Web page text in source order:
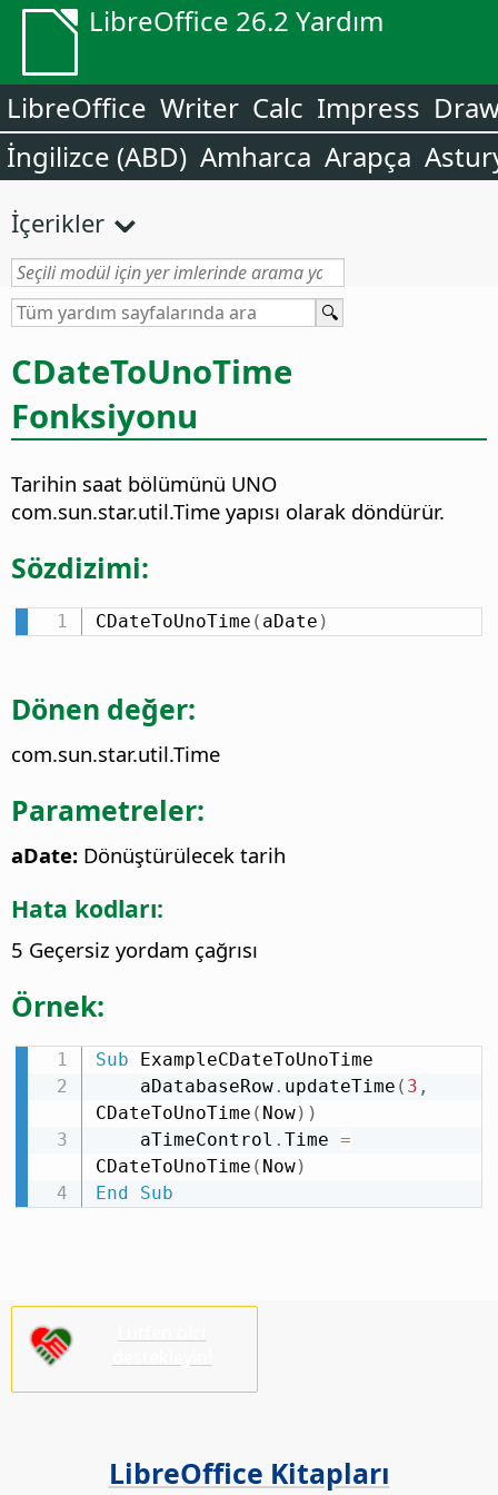
LibreOffice 26.2 Yardım
LibreOffice Writer Calc Impress
İngilizce (ABD) Amharca Arapça
İçerikler
CDateToUnoTime
Fonksiyonu
Tarihin saat bölümünü UNO
com.sun.star.util.Time yapısı olarak döndürür.
Sözdizimi:
CDateToUnoTime ( aDate )
Dönen değer:
com.sun.star.util.Time
Parametreler:
aDate: Dönüştürülecek tarih
Hata kodları:
5 Geçersiz yordam çağrısı
Örnek:
Sub ExampleCDateToUnoTime
    aDatabaseRow
. updateTime ( 3 ,
CDateToUnoTime ( Now) )
    aTimeControl
. Time =
CDateToUnoTime ( Now)
End
Sub
LibreOffice Kitapları